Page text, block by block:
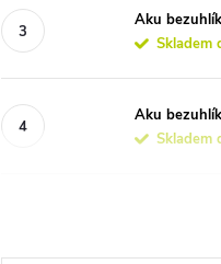
Aku
Skladem
Aku
Skladem